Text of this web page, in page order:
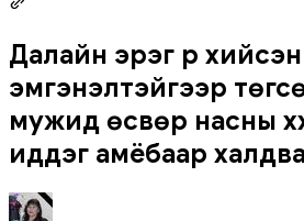
Далайн эрэг рүү
эмгэнэлтэйгээр
мужид өсвөр насны
иддэг амёбаар